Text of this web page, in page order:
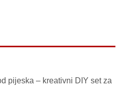
pijeska – kreativni DIY set za